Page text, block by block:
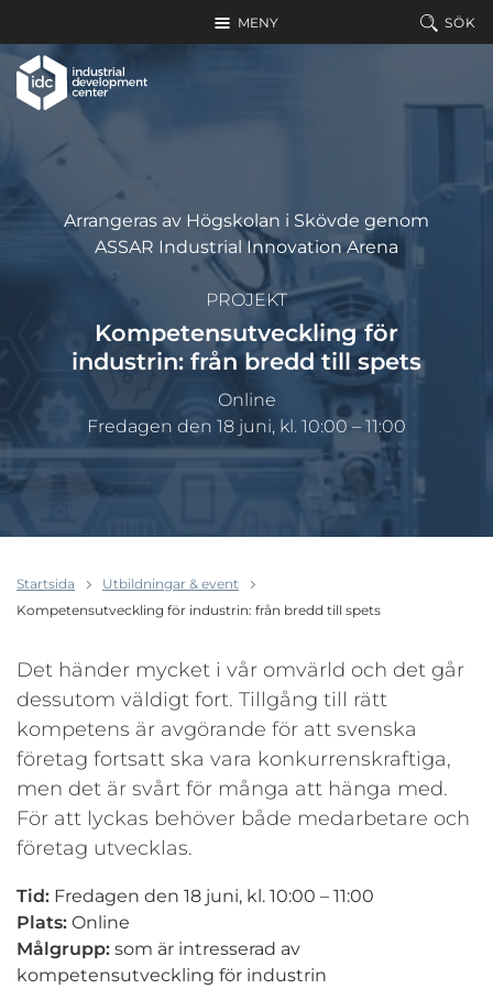
MENY SÖK
Arrangeras av Högskolan i Skövde genom
ASSAR Industrial Innovation Arena
PROJEKT
Kompetensutveckling för
industrin: från bredd till spets
Online
Fredagen den 18 juni, kl. 10:00 – 11:00
Startsida
Utbildningar & event
Kompetensutveckling för industrin: från bredd till spets
Det händer mycket i vår omvärld och det går
dessutom väldigt fort. Tillgång till rätt
kompetens är avgörande för att svenska
företag fortsatt ska vara konkurrenskraftiga,
men det är svårt för många att hänga med.
För att lyckas behöver både medarbetare och
företag utvecklas.
Tid: Fredagen den 18 juni, kl. 10:00 – 11:00
Plats: Online
Målgrupp: som är intresserad av
kompetensutveckling för industrin